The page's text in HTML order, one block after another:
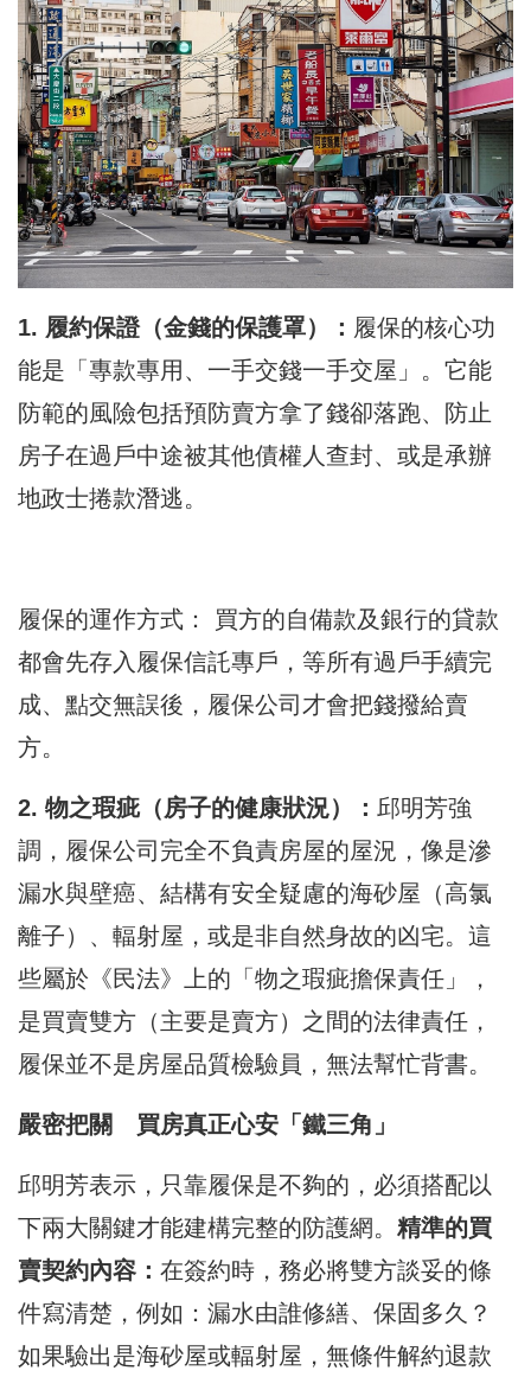
1. 履約保證（金錢的保護罩）： ​履保的核心功
能是「專款專用、一手交錢一手交屋」。它能
防範的風險包括預防賣方拿了錢卻落跑、防止
房子在過戶中途被其他債權人查封、或是承辦
地政士捲款潛逃。
履保的運作方式： 買方的自備款及銀行的貸款
都會先存入履保信託專戶，等所有過戶手續完
成、點交無誤後，履保公司才會把錢撥給賣
方。
​2. 物之瑕疵（房子的健康狀況）： 邱明芳強
調，履保公司完全不負責房屋的屋況，像是​滲
漏水與壁癌、結構有安全疑慮的海砂屋（高氯
離子）、輻射屋，或是非自然身故的凶宅。這
些屬於《民法》上的「物之瑕疵擔保責任」，
是買賣雙方（主要是賣方）之間的法律責任，
履保並不是房屋品質檢驗員，無法幫忙背書。
​嚴密把關 買房真正心安「鐵三角」
​邱明芳表示，只靠履保是不夠的，必須搭配以
下兩大關鍵才能建構完整的防護網。 精準的買
賣契約內容： 在簽約時，務必將雙方談妥的條
件寫清楚，例如：漏水由誰修繕、保固多久？
如果驗出是海砂屋或輻射屋，無條件解約退款